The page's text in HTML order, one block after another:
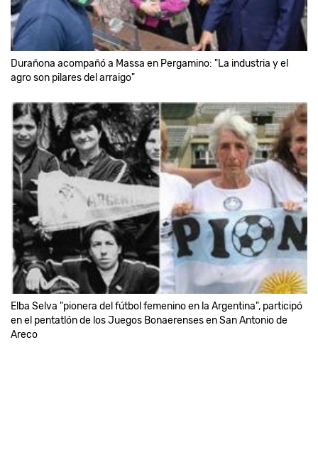
Durañona acompañó a Massa en Pergamino: "La industria y el
agro son pilares del arraigo"
Elba Selva "pionera del fútbol femenino en la Argentina", participó
en el pentatlón de los Juegos Bonaerenses en San Antonio de
Areco